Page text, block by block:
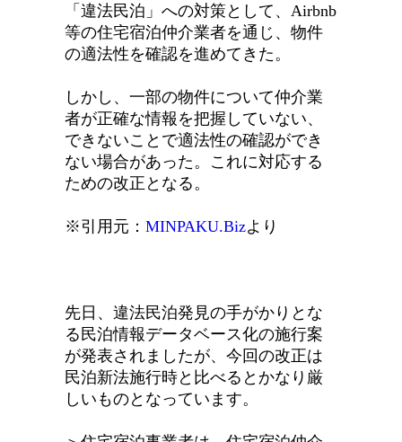
「違法民泊」への対策として、Airbnb
等の住宅宿泊仲介業者を通じ、物件
の適法性を確認を進めてきた。
しかし、一部の物件について仲介業
者が正確な情報を把握していない、
できないことで適法性の確認ができ
ない場合があった。これに対応する
ための改正となる。
※引用元： MINPAKU.Bizより
先日、違法民泊発見の手がかりとな
る民泊情報データベース化の施行案
が発表されましたが、今回の改正は
民泊新法施行時と比べるとかなり厳
しいものとなっています。